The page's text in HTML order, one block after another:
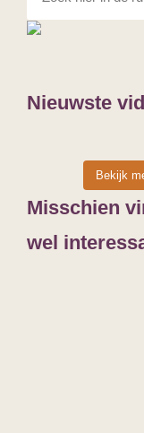
Nieuwste
Dit betaal je
2026 (en dit
the
Maximale
alleen voor
the
Maximale
alleen voor
Bekijk
Misschien
wel